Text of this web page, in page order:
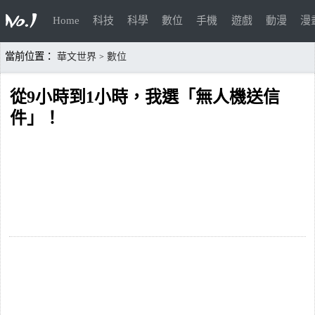
Home 科技 科學 數位 手機 遊戲 動漫 漫
當前位置： 華文世界 > 數位
從9小時到1小時，我選「無人機送信
件」！